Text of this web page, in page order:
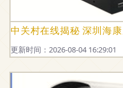
中关村在线揭秘 深圳海
更新时间：2026-08-04 16:29:01